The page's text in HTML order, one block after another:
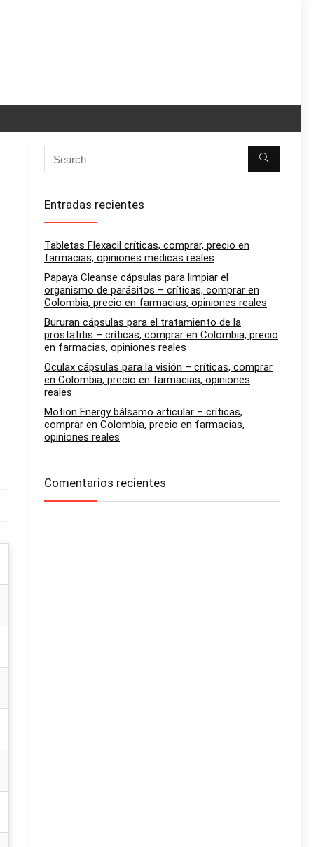
Entradas recientes
Tabletas Flexacil críticas, comprar, precio en
farmacias, opiniones medicas reales
Papaya Cleanse cápsulas para limpiar el
organismo de parásitos – críticas, comprar en
Colombia, precio en farmacias, opiniones reales
Bururan cápsulas para el tratamiento de la
prostatitis – críticas, comprar en Colombia, precio
en farmacias, opiniones reales
Oculax cápsulas para la visión – críticas, comprar
en Colombia, precio en farmacias, opiniones
reales
Motion Energy bálsamo articular – críticas,
comprar en Colombia, precio en farmacias,
opiniones reales
Comentarios recientes